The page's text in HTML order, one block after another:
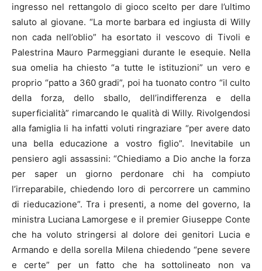
ingresso nel rettangolo di gioco scelto per dare l’ultimo
saluto al giovane. “La morte barbara ed ingiusta di Willy
non cada nell’oblio” ha esortato il vescovo di Tivoli e
Palestrina Mauro Parmeggiani durante le esequie. Nella
sua omelia ha chiesto “a tutte le istituzioni” un vero e
proprio “patto a 360 gradi”, poi ha tuonato contro “il culto
della forza, dello sballo, dell’indifferenza e della
superficialità” rimarcando le qualità di Willy. Rivolgendosi
alla famiglia li ha infatti voluti ringraziare “per avere dato
una bella educazione a vostro figlio”. Inevitabile un
pensiero agli assassini: “Chiediamo a Dio anche la forza
per saper un giorno perdonare chi ha compiuto
l’irreparabile, chiedendo loro di percorrere un cammino
di rieducazione”. Tra i presenti, a nome del governo, la
ministra Luciana Lamorgese e il premier Giuseppe Conte
che ha voluto stringersi al dolore dei genitori Lucia e
Armando e della sorella Milena chiedendo “pene severe
e certe” per un fatto che ha sottolineato non va